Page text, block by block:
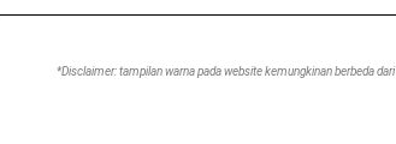
*Disclaimer: tampilan warna pada website kemungkinan berbeda